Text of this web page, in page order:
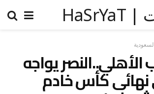
يواجه
نهائى كأس خادم